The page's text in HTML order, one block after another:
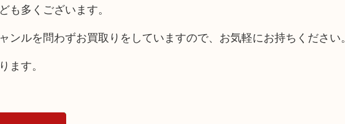
も多くございます。
ンルを問わずお買取りをしていますので、お気軽にお持ちください。
ます。